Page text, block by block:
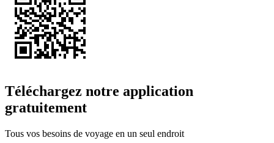
Téléchargez notre application
gratuitement
Tous vos besoins de voyage en un seul endroit